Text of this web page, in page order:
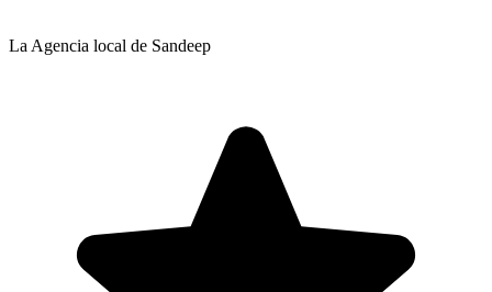
La Agencia local de Sandeep